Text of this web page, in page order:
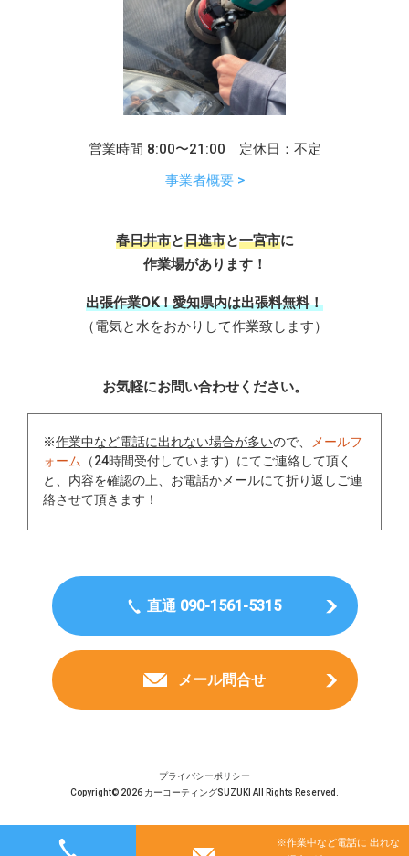
※作業中など電話に 出れな
営業時間 8:00〜21:00 定休日：不定
事業者概要 >
春日井市と日進市と一宮市に
作業場があります！
出張作業OK！愛知県内は出張料無料！
（電気と水をおかりして作業致します）
お気軽にお問い合わせください。
※作業中など電話に出れない場合が多いので、
メールフ
ォーム （24時間受付しています）にてご連絡して頂く
と、内容を確認の上、お電話かメールにて折り返しご連
絡させて頂きます！
直通 090-1561-5315
メール問合せ
プライバシーポリシー
Copyright© 2026 カーコーティングSUZUKI All Rights Reserved.